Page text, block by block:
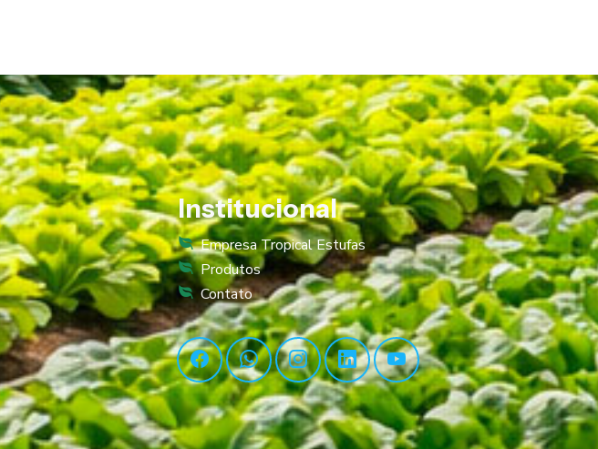
Institucional
Empresa Tropical Estufas
Produtos
Contato